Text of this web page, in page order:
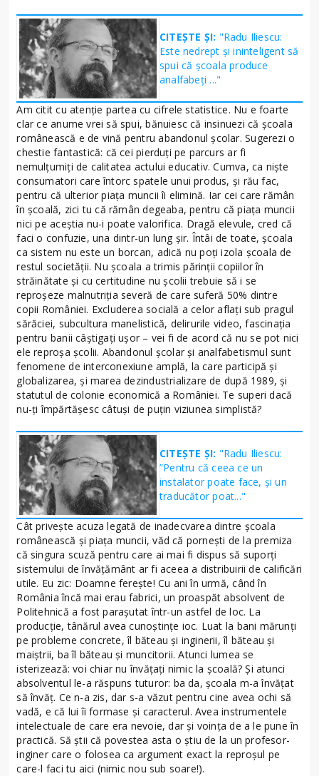
CITEȘTE ȘI: "Radu Iliescu:
Este nedrept şi ininteligent să
spui că şcoala produce
analfabeţi ..."
Am citit cu atenţie partea cu cifrele statistice. Nu e foarte
clar ce anume vrei să spui, bănuiesc că insinuezi că şcoala
românească e de vină pentru abandonul şcolar. Sugerezi o
chestie fantastică: că cei pierduţi pe parcurs ar fi
nemulţumiţi de calitatea actului educativ. Cumva, ca nişte
consumatori care întorc spatele unui produs, şi rău fac,
pentru că ulterior piaţa muncii îi elimină. Iar cei care rămân
în şcoală, zici tu că rămân degeaba, pentru că piaţa muncii
nici pe aceştia nu-i poate valorifica. Dragă elevule, cred că
faci o confuzie, una dintr-un lung şir. Întâi de toate, şcoala
ca sistem nu este un borcan, adică nu poţi izola şcoala de
restul societăţii. Nu şcoala a trimis părinţii copiilor în
străinătate şi cu certitudine nu şcolii trebuie să i se
reproşeze malnutriţia severă de care suferă 50% dintre
copii României. Excluderea socială a celor aflaţi sub pragul
sărăciei, subcultura manelistică, delirurile video, fascinaţia
pentru banii câştigaţi uşor – vei fi de acord că nu se pot nici
ele reproşa şcolii. Abandonul şcolar şi analfabetismul sunt
fenomene de interconexiune amplă, la care participă şi
globalizarea, şi marea dezindustrializare de după 1989, şi
statutul de colonie economică a României. Te superi dacă
nu-ţi împărtăşesc câtuşi de puţin viziunea simplistă?
CITEȘTE ȘI: "Radu Iliescu:
”Pentru că ceea ce un
instalator poate face, şi un
traducător poat..."
Cât priveşte acuza legată de inadecvarea dintre şcoala
românească şi piaţa muncii, văd că porneşti de la premiza
că singura scuză pentru care ai mai fi dispus să suporţi
sistemului de învăţământ ar fi aceea a distribuirii de calificări
utile. Eu zic: Doamne fereşte! Cu ani în urmă, când în
România încă mai erau fabrici, un proaspăt absolvent de
Politehnică a fost paraşutat într-un astfel de loc. La
producţie, tânărul avea cunoştinţe ioc. Luat la bani mărunţi
pe probleme concrete, îl băteau şi inginerii, îl băteau şi
maiştrii, ba îl băteau şi muncitorii. Atunci lumea se
isterizează: voi chiar nu învăţaţi nimic la şcoală? Şi atunci
absolventul le-a răspuns tuturor: ba da, şcoala m-a învăţat
să învăţ. Ce n-a zis, dar s-a văzut pentru cine avea ochi să
vadă, e că lui îi formase şi caracterul. Avea instrumentele
intelectuale de care era nevoie, dar şi voinţa de a le pune în
practică. Să ştii că povestea asta o ştiu de la un profesor-
inginer care o folosea ca argument exact la reproşul pe
care-l faci tu aici (nimic nou sub soare!).